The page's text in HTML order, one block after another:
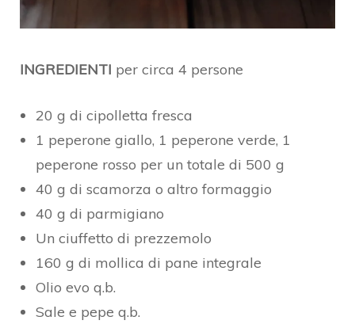
INGREDIENTI per circa 4 persone
20 g di cipolletta fresca
1 peperone giallo, 1 peperone verde, 1
peperone rosso per un totale di 500 g
40 g di scamorza o altro formaggio
40 g di parmigiano
Un ciuffetto di prezzemolo
160 g di mollica di pane integrale
Olio evo q.b.
Sale e pepe q.b.